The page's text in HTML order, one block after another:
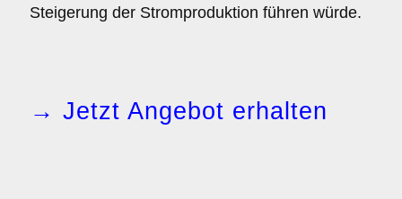
Steigerung der Stromproduktion führen würde.
→ Jetzt Angebot erhalten